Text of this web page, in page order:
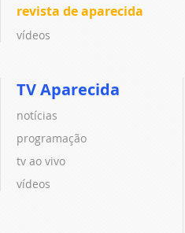
revista de aparecida
vídeos
TV Aparecida
notícias
programação
tv ao vivo
vídeos